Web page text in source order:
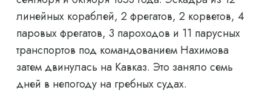
линейных кораблей, 2 фрегатов, 2 корветов, 4
паровых фрегатов, 3 пароходов и 11 парусных
транспортов под командованием Нахимова
затем двинулась на Кавказ. Это заняло семь
дней в непогоду на гребных судах.